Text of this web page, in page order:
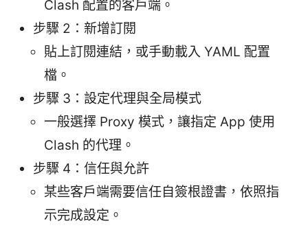
Clash 配置的客戶端。
步驟 2：新增訂閱
貼上訂閱連結，或手動載入 YAML 配置
檔。
步驟 3：設定代理與全局模式
一般選擇 Proxy 模式，讓指定 App 使用
Clash 的代理。
步驟 4：信任與允許
某些客戶端需要信任自簽根證書，依照指
示完成設定。